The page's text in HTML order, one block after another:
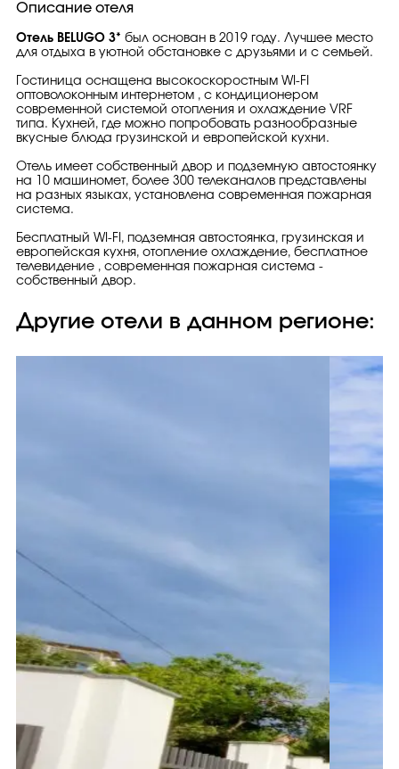
Описание отеля
Отель BELUGO 3* был основан в 2019 году. Лучшее место
для отдыха в уютной обстановке с друзьями и с семьей.
Гостиница оснащена высокоскоростным WI-FI
оптоволоконным интернетом , с кондиционером
современной системой отопления и охлаждение VRF
типа. Кухней, где можно попробовать разнообразные
вкусные блюда грузинской и европейской кухни.
Отель имеет собственный двор и подземную автостоянку
на 10 машиномет, более 300 телеканалов представлены
на разных языках, установлена современная пожарная
система.
Бесплатный WI-FI, подземная автостоянка, грузинская и
европейская кухня, отопление охлаждение, бесплатное
телевидение , современная пожарная система -
собственный двор.
Другие отели в данном регионе: